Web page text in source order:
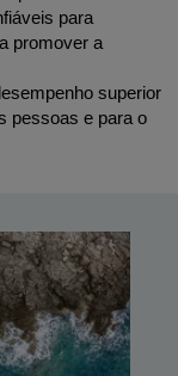
para
promover a
superior
pessoas e para o